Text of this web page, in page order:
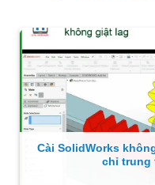
Cài SolidWorks
chỉ trung